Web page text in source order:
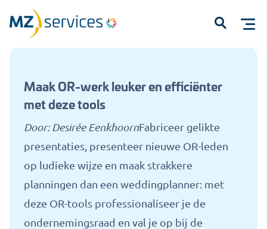
Start met typen om te zoeken...
Home Kennisbank Maak OR-werk leuker en efficiënter met deze tools
Maak OR-werk leuker en efficiënter
met deze tools
Door: Desirée EenkhoornFabriceer gelikte
presentaties, presenteer nieuwe OR-leden
op ludieke wijze en maak strakkere
planningen dan een weddingplanner: met
deze OR-tools professionaliseer je de
ondernemingsraad en val je op bij de